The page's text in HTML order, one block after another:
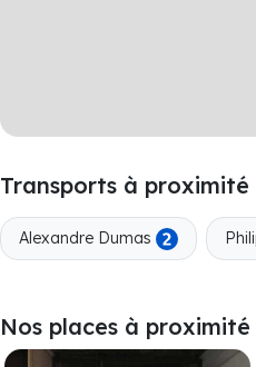
Transports à proximité
Alexandre Dumas
Nos places à proximité